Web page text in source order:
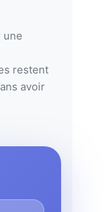
une
restent
avoir